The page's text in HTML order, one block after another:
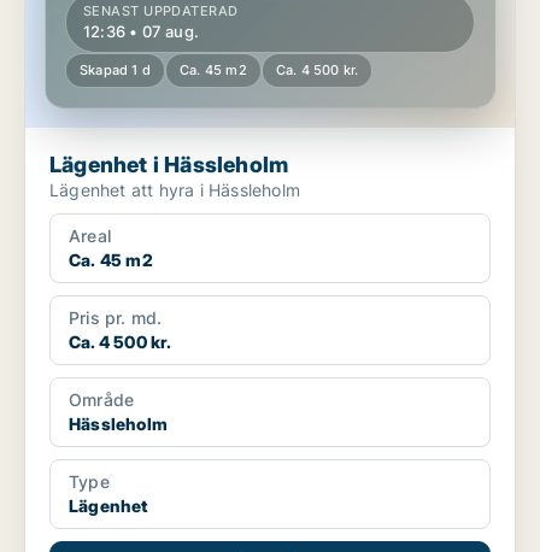
SENAST UPPDATERAD
12:36 • 07 aug.
Skapad 1 d Ca. 45 m2 Ca. 4 500 kr.
Lägenhet i Hässleholm
Lägenhet att hyra i Hässleholm
Areal
Ca. 45 m2
Pris pr. md.
Ca. 4 500 kr.
Område
Hässleholm
Type
Lägenhet